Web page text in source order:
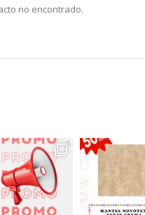
no encontrado.